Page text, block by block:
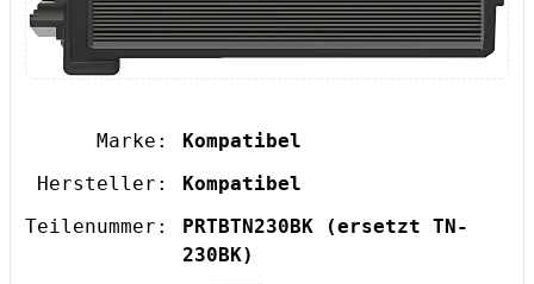
Marke:
Kompatibel
Hersteller:
Kompatibel
Teilenummer:
PRTBTN230BK
(ersetzt TN-
230BK)